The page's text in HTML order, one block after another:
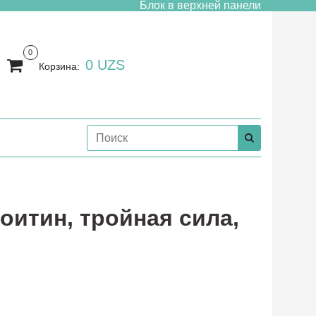
Блок в верхней панели
0
Корзина: 0 UZS
тройная сила,